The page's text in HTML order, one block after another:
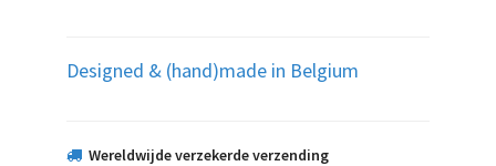
Designed & (hand)made in Belgium
Wereldwijde verzekerde verzending